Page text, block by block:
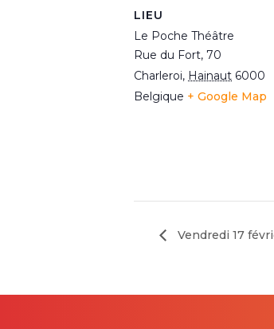
LIEU
Le Poche Théâtre
Rue du Fort, 70
Charleroi, Hainaut 6000
Belgique + Google Map
Vendredi 17